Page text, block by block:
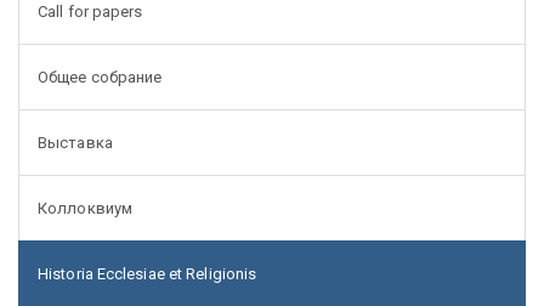
Call for papers
Общее собрание
Выставка
Коллоквиум
Historia Ecclesiae et Religionis